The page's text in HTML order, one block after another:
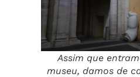
Assim que
museu, damos de